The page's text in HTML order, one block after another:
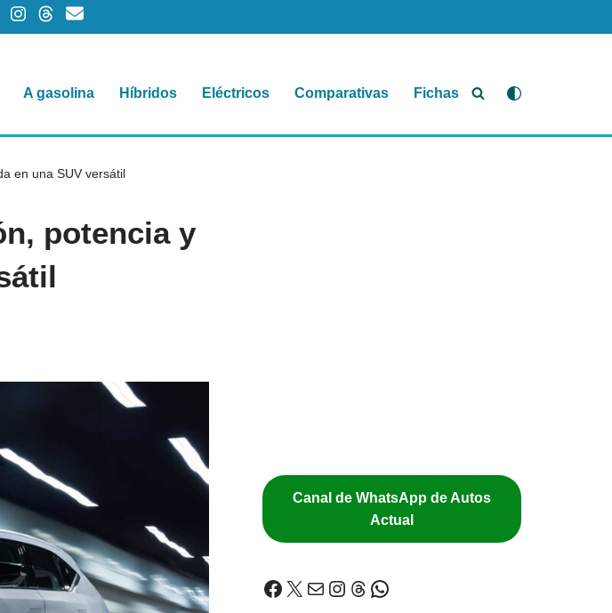
A gasolina Híbridos Eléctricos Comparativas Fichas
en una SUV versátil
potencia y
Canal de WhatsApp de Autos
Actual